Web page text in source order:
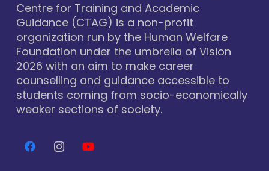
Centre for Training and Academic
Guidance (CTAG) is a non-profit
organization run by the Human Welfare
Foundation under the umbrella of Vision
2026 with an aim to make career
counselling and guidance accessible to
students coming from socio-economically
weaker sections of society.